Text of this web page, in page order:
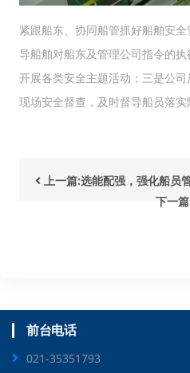
紧跟船东、协同船管抓好船舶安
导船舶对船东及管理公司指令的
开展各类安全主题活动；三是公
现场安全督查，及时督导船员落实
上一篇:选能配强，强化船员
下一
前台电话
021-35351793